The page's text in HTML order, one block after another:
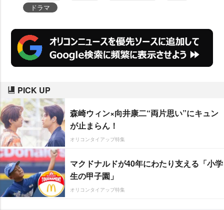
ドラマ
PICK UP
森崎ウィン×向井康二“両片思い”にキュン
が止まらん！
オリコンタイアップ特集
マクドナルドが40年にわたり支える「小学
生の甲子園」
オリコンタイアップ特集